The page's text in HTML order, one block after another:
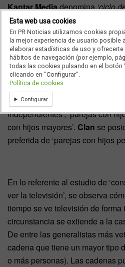
Kantar Mediadenomina‘ciclo
Telecincologra ser la prera
‘parejas jóvenes sin hijos’,
‘parejas adultas sin hijos’,
‘retirados’.
Antena 3obtiene el liderazgo en
independientes’, ‘parejas con
con hijos mayores’. Clan se
preferida de ‘parejas con hijos
En lo referente al estudio de
ver la televisión’, se observa
tiempo se ve televisión de
circunstancia se extiende a la
De entre las generalistas más
cadena que tiene un mayor tipo
o más personas). Las cadenas
Esta web usa cookies
En PR Noticias utilizamos cookies
la mejor experiencia de usuario posible
elaborar estadísticas de uso y
hábitos de navegación (por ejemplo,
todas las cookies pulsando en el botón
clicando en "Configurar".
Política de cookies
Configurar